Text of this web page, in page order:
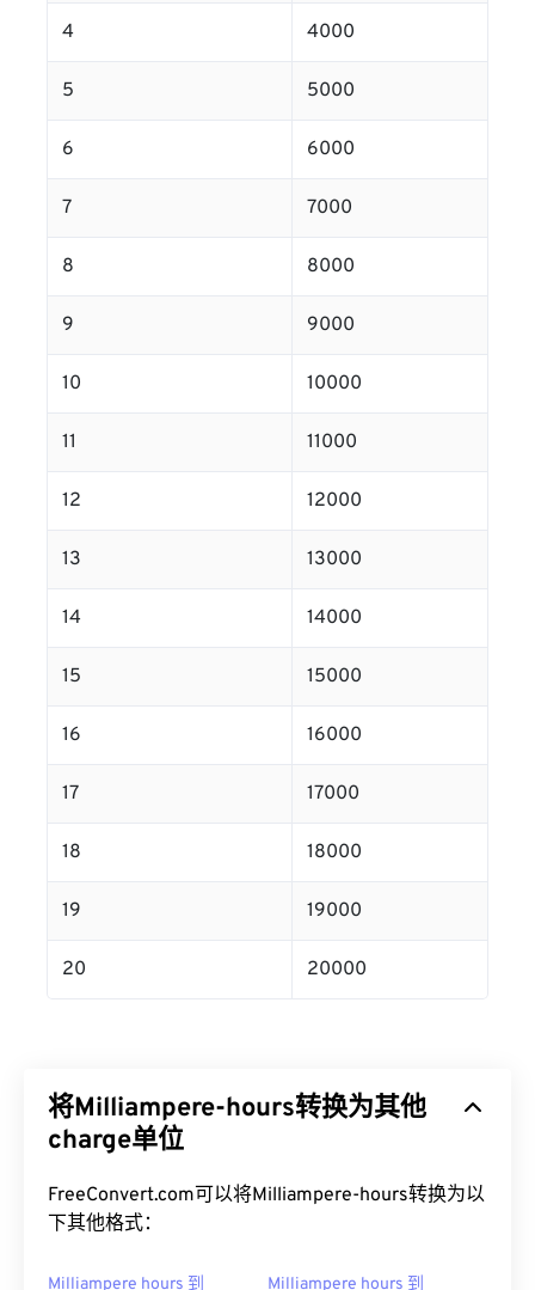
4 4000
5 5000
6 6000
7 7000
8 8000
9 9000
10 10000
11 11000
12 12000
13 13000
14 14000
15 15000
16 16000
17 17000
18 18000
19 19000
20 20000
将Milliampere-hours转换为其他
charge单位
FreeConvert.com可以将Milliampere-hours转换为以
下其他格式：
Milliampere hours 到 Milliampere hours 到